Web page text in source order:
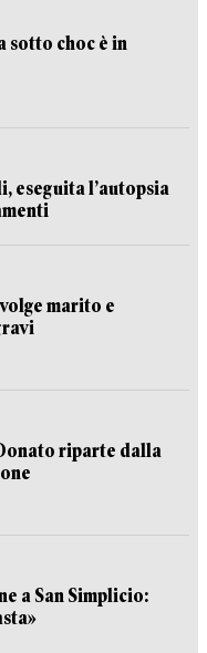
sotto choc è in
eseguita l’autopsia
marito e
riparte dalla
a San Simplicio: